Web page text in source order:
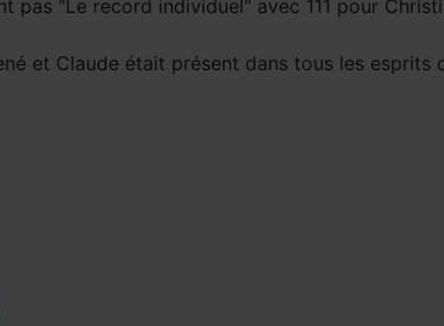
pas "Le record individuel" avec 111 pour
et Claude était présent dans tous les esprits